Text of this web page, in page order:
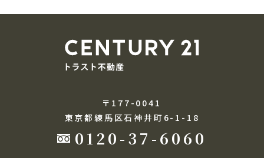
〒177-0041
東京都練馬区石神井町6-1-18
0120-37-6060